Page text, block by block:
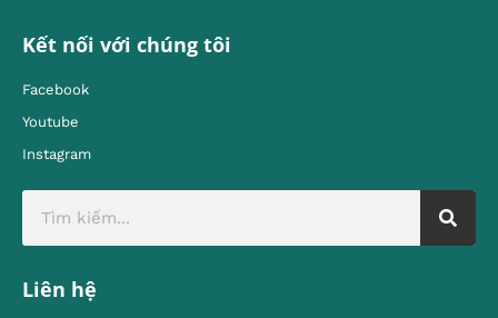
Kết nối với chúng tôi
Facebook
Youtube
Instagram
Liên hệ